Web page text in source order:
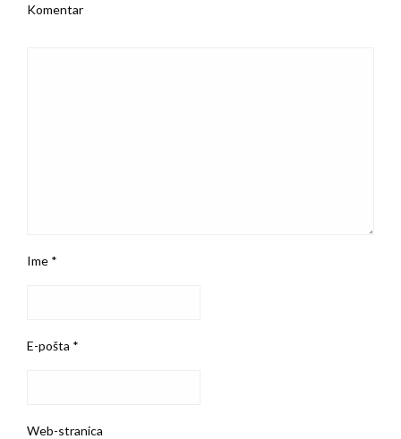
Komentar
Ime *
E-pošta *
Web-stranica